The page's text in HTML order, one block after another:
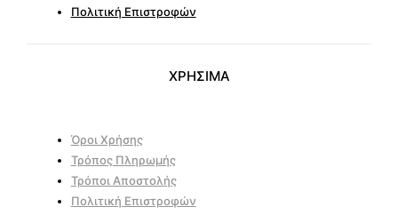
Πολιτική Επιστροφών
ΧΡΗΣΙΜΑ
Όροι Χρήσης
Τρόπος Πληρωμής
Τρόποι Αποστολής
Πολιτική Επιστροφών